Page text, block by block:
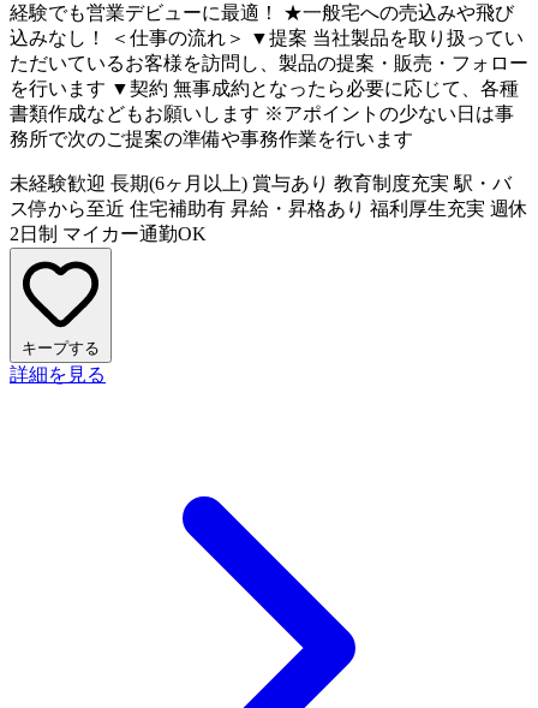
経験でも営業デビューに最適！ ★一般宅への売込みや飛び
込みなし！ ＜仕事の流れ＞ ▼提案 当社製品を取り扱ってい
ただいているお客様を訪問し、製品の提案・販売・フォロー
を行います ▼契約 無事成約となったら必要に応じて、各種
書類作成などもお願いします ※アポイントの少ない日は事
務所で次のご提案の準備や事務作業を行います
未経験歓迎 長期(6ヶ月以上) 賞与あり 教育制度充実 駅・バ
ス停から至近 住宅補助有 昇給・昇格あり 福利厚生充実 週休
2日制 マイカー通勤OK
キープする
詳細を見る